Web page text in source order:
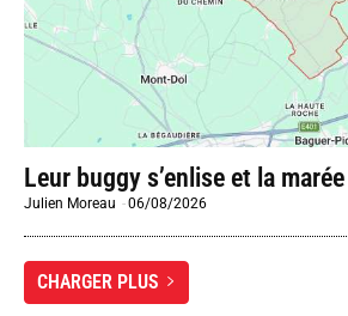
Leur buggy s’enlise et la
Julien Moreau -06/08/2026
CHARGER PLUS